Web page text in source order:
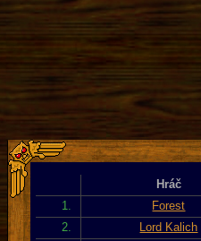
Hráč
1.
Forest
2.
Lord Kalich